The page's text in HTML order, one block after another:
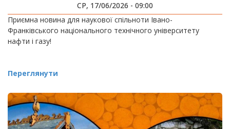
СР, 17/06/2026 - 09:00
Приємна новина для наукової спільноти Івано-
Франківського національного технічного університету
нафти і газу!
Переглянути